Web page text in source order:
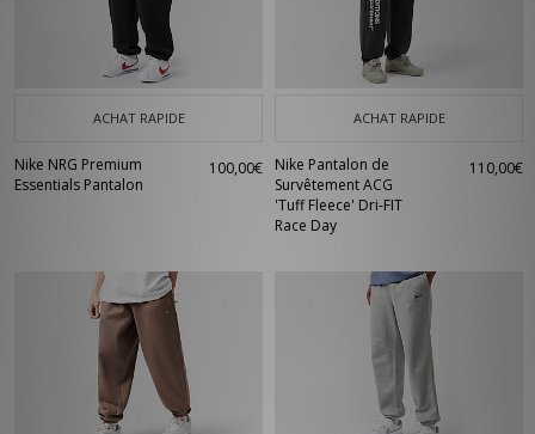
ACHAT RAPIDE
Nike NRG Premium
Essentials Pantalon
100,00€
ACHAT RAPIDE
Nike Pantalon de
Survêtement ACG
'Tuff Fleece' Dri-FIT
Race Day
110,00€